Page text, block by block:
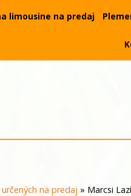
limousine na predaj
na predaj » Marcsi